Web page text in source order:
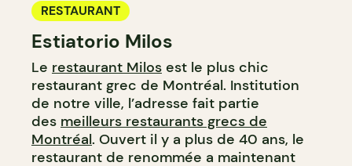
RESTAURANT
Estiatorio Milos
Le restaurant Milos est le plus chic
restaurant grec de Montréal. Institution
de notre ville, l’adresse fait partie
des meilleurs restaurants grecs de
Montréal. Ouvert il y a plus de 40 ans, le
restaurant de renommée a maintenant